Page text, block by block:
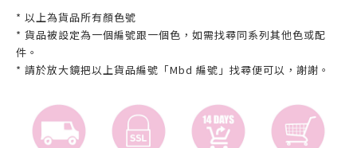
* 以上為貨品所有顏色號
* 貨品被設定為一個編號跟一個色，如需找尋同系列其他色或配
件。
* 請於放大鏡把以上貨品編號「Mbd 編號」找尋便可以，謝謝。